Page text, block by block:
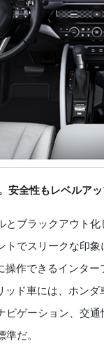
安全性もレベルア
ブラックアウト
でスリークな印
作できるインタ
ド車には、ホン
ビゲーション、交
だ。